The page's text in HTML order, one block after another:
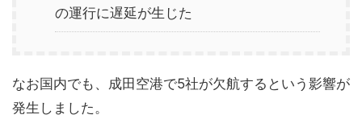
の運行に遅延が生じた
なお国内でも、成田空港で5社が欠航するという影響が
発生しました。